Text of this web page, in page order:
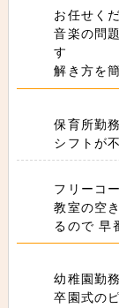
お任せく
音楽の問
す
解き方を
保育所勤
シフトが
フリーコ
教室の空
るので 早
幼稚園勤
卒園式の